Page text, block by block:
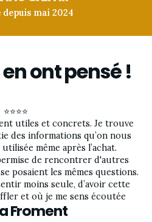
depuis mai 2024
ont pensé !
⭐⭐⭐⭐
utiles et concrets. Je trouve
des informations qu’on nous
même après l’achat.
de rencontrer d'autres
posaient les mêmes questions.
moins seule, d’avoir cette
et où je me sens écoutée
Froment